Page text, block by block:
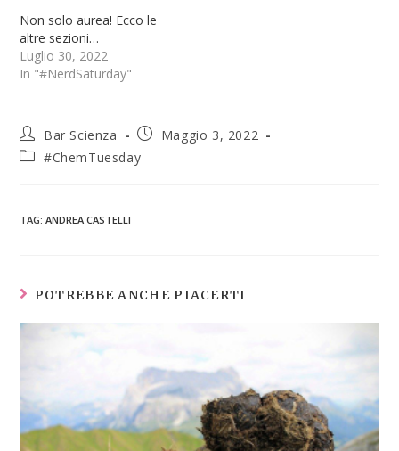
Non solo aurea! Ecco le
altre sezioni…
Luglio 30, 2022
In "#NerdSaturday"
Bar Scienza
Maggio 3, 2022
#ChemTuesday
TAG:ANDREA CASTELLI
POTREBBE ANCHE PIACERTI